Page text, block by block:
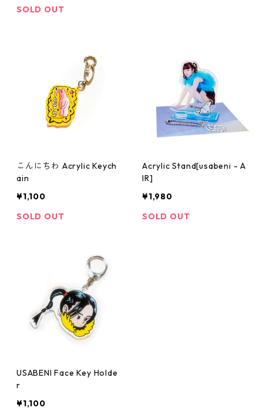
SOLD OUT
こんにちわ Acrylic Keych
ain
¥1,100
SOLD OUT
Acrylic Stand[usabeni - A
IR]
¥1,980
SOLD OUT
USABENI Face Key Holde
r
¥1,100